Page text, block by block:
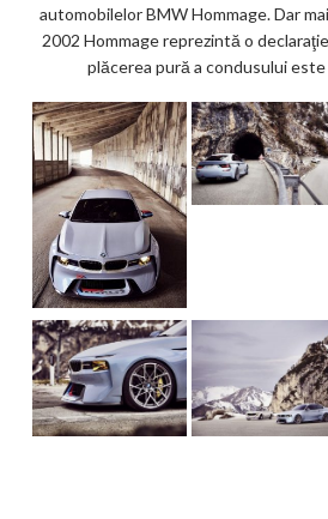
automobilelor BMW Hommage. Dar
2002 Hommage reprezintă o
plăcerea pură a condusului